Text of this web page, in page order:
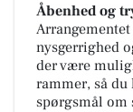
Åbenhed og
nysgerrighed
der være
rammer, så du
spørgsmål om